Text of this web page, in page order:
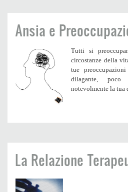
Ansia e
Tutti si
circostanze della
tue
dilagante,
notevolmente la tua
La Relazione